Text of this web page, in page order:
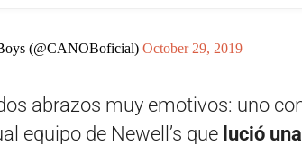
(@CANOBoficial) October 29, 2019
abrazos muy emotivos: uno
equipo de Newell’s que lució